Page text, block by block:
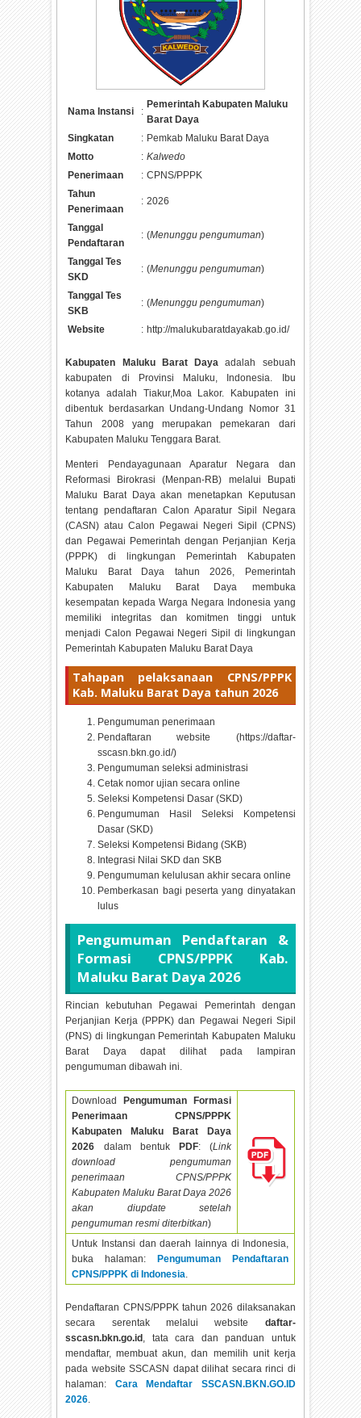
Nama Instansi :
Pemerintah Kabupaten Maluku
Barat Daya
Singkatan
: Pemkab Maluku Barat Daya
Motto
: Kalwedo
Penerimaan
: CPNS/PPPK
Tahun
Penerimaan
: 2026
Tanggal
Pendaftaran
: (Menunggu pengumuman)
Tanggal Tes
SKD
: (Menunggu pengumuman)
Tanggal Tes
SKB
: (Menunggu pengumuman)
Website : http://malukubaratdayakab.go.id/
Kabupaten Maluku Barat Daya adalah sebuah
kabupaten di Provinsi Maluku, Indonesia. Ibu
kotanya adalah Tiakur,Moa Lakor. Kabupaten ini
dibentuk berdasarkan Undang-Undang Nomor 31
Tahun 2008 yang merupakan pemekaran dari
Kabupaten Maluku Tenggara Barat.
Menteri Pendayagunaan Aparatur Negara dan
Reformasi Birokrasi (Menpan-RB) melalui Bupati
Maluku Barat Daya akan menetapkan Keputusan
tentang pendaftaran Calon Aparatur Sipil Negara
(CASN) atau Calon Pegawai Negeri Sipil (CPNS)
dan Pegawai Pemerintah dengan Perjanjian Kerja
(PPPK) di lingkungan Pemerintah Kabupaten
Maluku Barat Daya tahun2026, Pemerintah
Kabupaten Maluku Barat Daya membuka
kesempatan kepada Warga Negara Indonesia yang
memiliki integritas dan komitmen tinggi untuk
menjadi Calon Pegawai Negeri Sipil di lingkungan
Pemerintah Kabupaten Maluku Barat Daya
Tahapan pelaksanaan CPNS/PPPK
Kab. Maluku Barat Daya tahun 2026
Pengumuman penerimaan
Pendaftaran website (https://daftar-
sscasn.bkn.go.id/)
Pengumuman seleksi administrasi
Cetak nomor ujian secara online
Seleksi Kompetensi Dasar (SKD)
Pengumuman Hasil Seleksi Kompetensi
Dasar (SKD)
Seleksi Kompetensi Bidang (SKB)
Integrasi Nilai SKD dan SKB
Pengumuman kelulusan akhir secara online
Pemberkasan bagi peserta yang dinyatakan
lulus
Pengumuman Pendaftaran &
Formasi CPNS/PPPK Kab.
Maluku Barat Daya 2026
Rincian kebutuhan Pegawai Pemerintah dengan
Perjanjian Kerja (PPPK) dan Pegawai Negeri Sipil
(PNS) di lingkungan Pemerintah Kabupaten Maluku
Barat Daya dapat dilihat pada lampiran
pengumuman dibawah ini.
Download
Pengumuman Formasi
Penerimaan CPNS/PPPK
Kabupaten Maluku Barat Daya
2026 dalam bentuk PDF: (Link
download pengumuman
penerimaan CPNS/PPPK
Kabupaten Maluku Barat Daya2026
akan diupdate setelah
pengumuman resmi diterbitkan)
Untuk Instansi dan daerah lainnya di Indonesia,
buka halaman:
Pengumuman Pendaftaran
CPNS/PPPK di Indonesia.
Pendaftaran CPNS/PPPK tahun2026 dilaksanakan
secara serentak melalui website daftar-
sscasn.bkn.go.id , tata cara dan panduan untuk
mendaftar, membuat akun, dan memilih unit kerja
pada website SSCASN dapat dilihat secara rinci di
halaman: Cara Mendaftar SSCASN.BKN.GO.ID
2026.